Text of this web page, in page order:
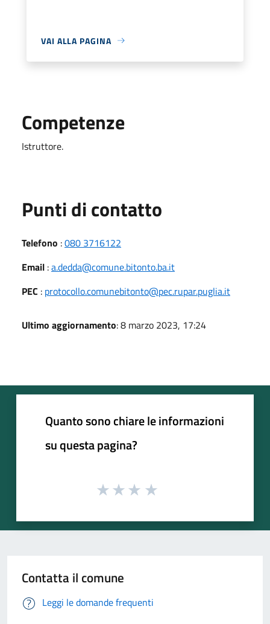
VAI ALLA PAGINA
Competenze
Istruttore.
Punti di contatto
Telefono :080 3716122
Email :a.dedda@comune.bitonto.ba.it
PEC : protocollo.comunebitonto@pec.rupar.puglia.it
Ultimo aggiornamento: 8 marzo 2023, 17:24
Quanto sono chiare le informazioni
su questa pagina?
Contatta il comune
Leggi le domande frequenti